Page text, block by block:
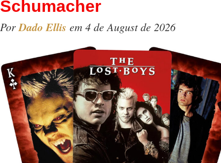
Schumacher
PorDado Ellis em 4 de August de 2026